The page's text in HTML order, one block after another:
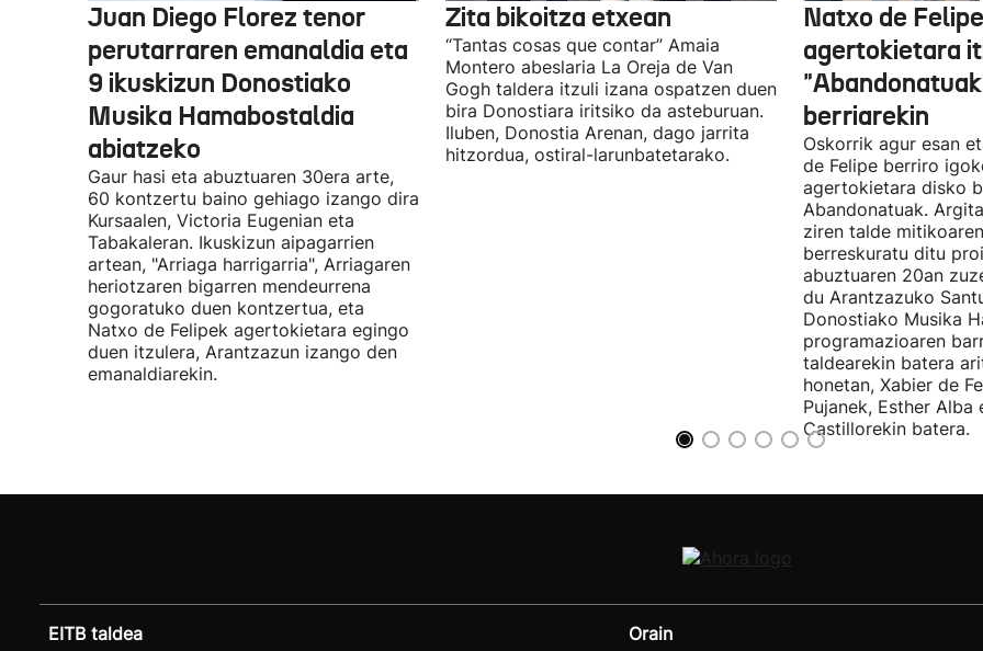
Juan Diego Florez tenor
perutarraren emanaldia eta
9 ikuskizun Donostiako
Musika Hamabostaldia
abiatzeko
Gaur hasi eta abuztuaren 30era arte,
60 kontzertu baino gehiago izango dira
Kursaalen, Victoria Eugenian eta
Tabakaleran. Ikuskizun aipagarrien
artean, "Arriaga harrigarria", Arriagaren
heriotzaren bigarren mendeurrena
gogoratuko duen kontzertua, eta
Natxo de Felipek agertokietara egingo
duen itzulera, Arantzazun izango den
emanaldiarekin.
Zita bikoitza etxean
“Tantas cosas que contar” Amaia
Montero abeslaria La Oreja de Van
Gogh taldera itzuli izana ospatzen duen
bira Donostiara iritsiko da asteburuan.
Iluben, Donostia Arenan, dago jarrita
hitzordua, ostiral-larunbatetarako.
Natxo de Felipe
agertokietara
berriarekin
Oskorrik agur esan
de Felipe berriro
agertokietara disko
Abandonatuak.
ziren talde
berreskuratu ditu
abuztuaren 20an
du Arantzazuko
Donostiako Musika
programazioaren
taldearekin batera
honetan, Xabier de
Pujanek, Esther Alba
Castillorekin batera.
EITB taldea Orain